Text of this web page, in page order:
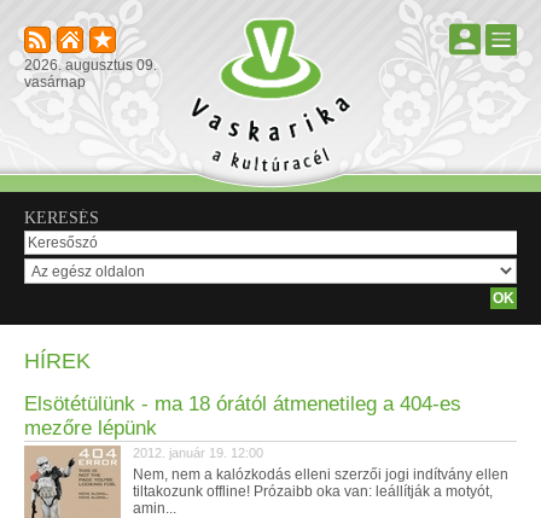
2026. augusztus 09.
vasárnap
KERESÉS
HÍREK
Elsötétülünk - ma 18 órától átmenetileg a 404-es
mezőre lépünk
2012. január 19. 12:00
Nem, nem a kalózkodás elleni szerzői jogi indítvány ellen
tiltakozunk offline! Prózaibb oka van: leállítják a motyót,
amin...